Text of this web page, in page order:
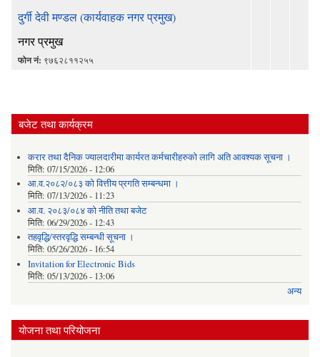
दुर्गी देवी मण्डल (कार्यवाहक नगर प्रमुख)
नगर प्रमुख
फोन नं: ९७६२८११२५५
बजेट तथा कार्यक्रम
करार तथा दैनिक ज्यालदारीमा कार्यरत कर्मचारीहरुको लागि अति आवश्यक सूचना ।
मिति: 07/15/2026 - 12:06
आ.व.२०८२/०८३ को वित्तीय प्रगति सम्बन्धमा ।
मिति: 07/13/2026 - 11:23
आ.व. २०८३/०८४ को नीति तथा बजेट
मिति: 06/29/2026 - 12:43
तहवृद्धि/स्तरवृद्धि सम्बन्धी सूचना ।
मिति: 05/26/2026 - 16:54
Invitation for Electronic Bids
मिति: 05/13/2026 - 13:06
अन्य
योजना तथा परियोजना